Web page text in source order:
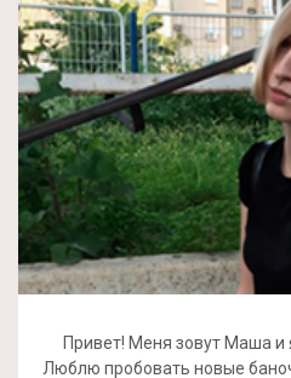
Привет! Меня зовут Маша и
Люблю пробовать новые